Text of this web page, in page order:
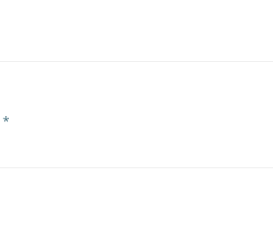
*